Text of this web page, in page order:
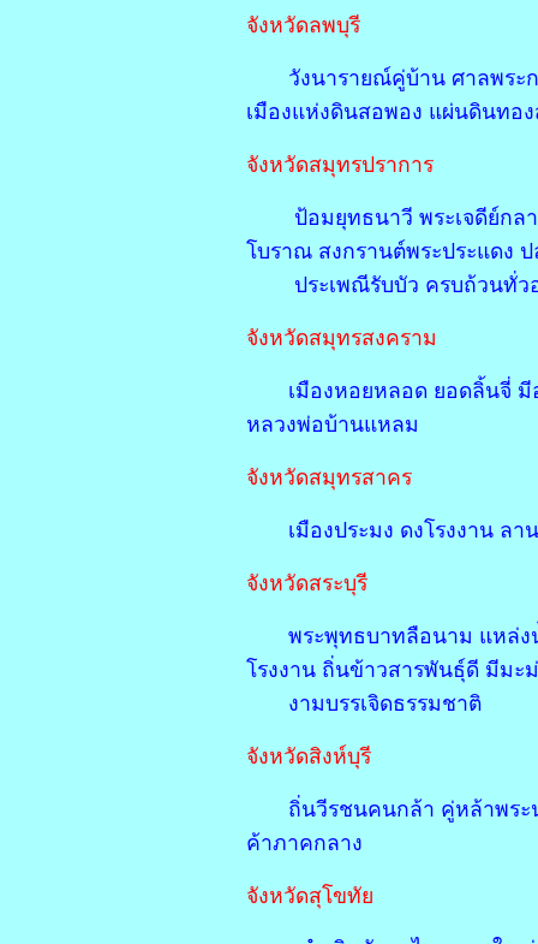
จังหวัดลพบุรี
วังนารายณ์คู่บ้าน ศาลพระ
เมืองแห่งดินสอพอง แผ่นดินทอ
จังหวัดสมุทรปราการ
ป้อมยุทธนาวี พระเจดีย์กล
โบราณ สงกรานต์พระประแดง
ประเพณีรับบัว ครบถ้วนทั่ว
จังหวัดสมุทรสงคราม
เมืองหอยหลอด ยอดลิ้นจี่
หลวงพ่อบ้านแหลม
จังหวัดสมุทรสาคร
เมืองประมง ดงโรงงาน ลา
จังหวัดสระบุร
พระพุทธบาทลือนาม แหล่
โรงงาน ถิ่นข้าวสารพันธุ์ดี มีมะม่
งามบรรเจิดธรรมชาติ
จังหวัดสิงห์บุรี
ถิ่นวีรชนคนกล้า คู่หล้าพร
ค้าภาคกลาง
จังหวัดสุโขทัย